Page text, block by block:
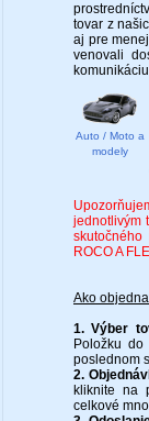
tovar z
aj pre
venovali
Auto / Moto a
modely
jednotlivým
skutočného
ROCO A
Ako
1. Výber
Položku
poslednom
2.
kliknite na
celkové